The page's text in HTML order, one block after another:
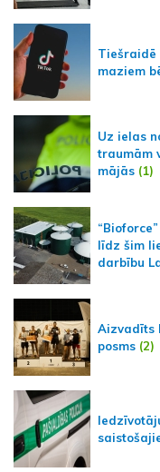
Tiešraidē
maziem
Uz ielas
traumām
mājās (1)
līdz šim
darbību
Aizvadīts
posms (2)